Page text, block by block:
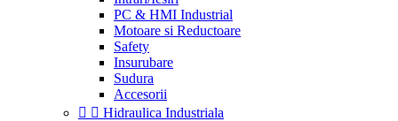
PC & HMI Industrial
Motoare si Reductoare
Safety
Insurubare
Sudura
Accesorii
  Hidraulica Industriala